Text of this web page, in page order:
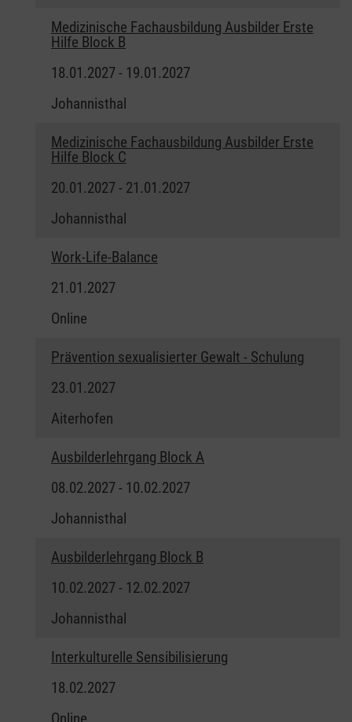
Medizinische Fachausbildung Ausbilder Erste
Hilfe Block B
18.01.2027 - 19.01.2027
Johannisthal
Medizinische Fachausbildung Ausbilder Erste
Hilfe Block C
20.01.2027 - 21.01.2027
Johannisthal
Work-Life-Balance
21.01.2027
Online
Prävention sexualisierter Gewalt - Schulung
23.01.2027
Aiterhofen
Ausbilderlehrgang Block A
08.02.2027 - 10.02.2027
Johannisthal
Ausbilderlehrgang Block B
10.02.2027 - 12.02.2027
Johannisthal
Interkulturelle Sensibilisierung
18.02.2027
Online